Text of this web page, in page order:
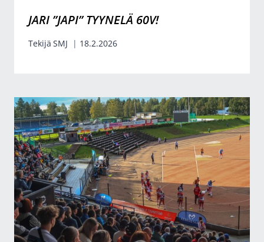
JARI ”JAPI” TYYNELÄ 60V!
Tekijä SMJ 18.2.2026